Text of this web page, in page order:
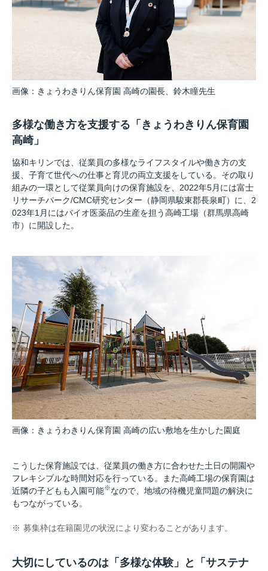
画像：きょうわきりん保育園 高崎の園長、鈴木瞳先生
多様な働き方を支援する「きょうわきりん保育園
高崎」
協和キリンでは、従業員の多様なライフスタイルや働き方の支
援、子育て世代への仕事と育児の両立支援をしている。その取り
組みの一環として従業員向けの保育施設を、2022年5月には富士
リサーチパーク/CMC研究センター（静岡県駿東郡長泉町）に、2
023年1月にはバイオ医薬品の生産を担う高崎工場（群馬県高崎
市）に開設した。
画像：きょうわきりん保育園 高崎の広い敷地を生かした園庭
こうした保育施設では、従業員の働き方に合わせた土日の開園や
フレキシブルな時間対応を行っている。また高崎工場の保育園は
近隣の子どもも入園可能※なので、地域の待機児童問題の解決に
もつながっている。
※ 募集枠は在籍園児の状況により変わることがあります。
大切にしているのは「多様な体験」と「サステナ